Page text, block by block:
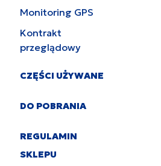
Monitoring GPS
Kontrakt
przeglądowy
CZĘŚCI UŻYWANE
DO POBRANIA
REGULAMIN
SKLEPU